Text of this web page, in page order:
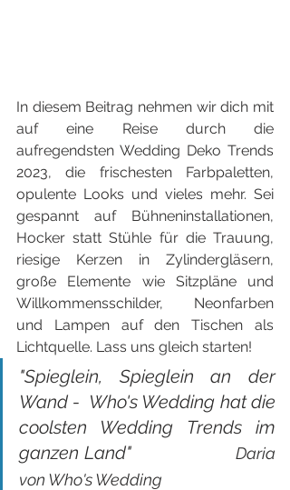
In diesem Beitrag nehmen wir dich mit
auf eine Reise durch die
aufregendsten Wedding Deko Trends
2023, die frischesten Farbpaletten,
opulente Looks und vieles mehr. Sei
gespannt auf Bühneninstallationen,
Hocker statt Stühle für die Trauung,
riesige Kerzen in Zylindergläsern,
große Elemente wie Sitzpläne und
Willkommensschilder, Neonfarben
und Lampen auf den Tischen als
Lichtquelle. Lass uns gleich starten!
"Spieglein, Spieglein an der
Wand -  Who's Wedding hat die
coolsten Wedding Trends im
ganzen Land" Daria
von Who's Wedding